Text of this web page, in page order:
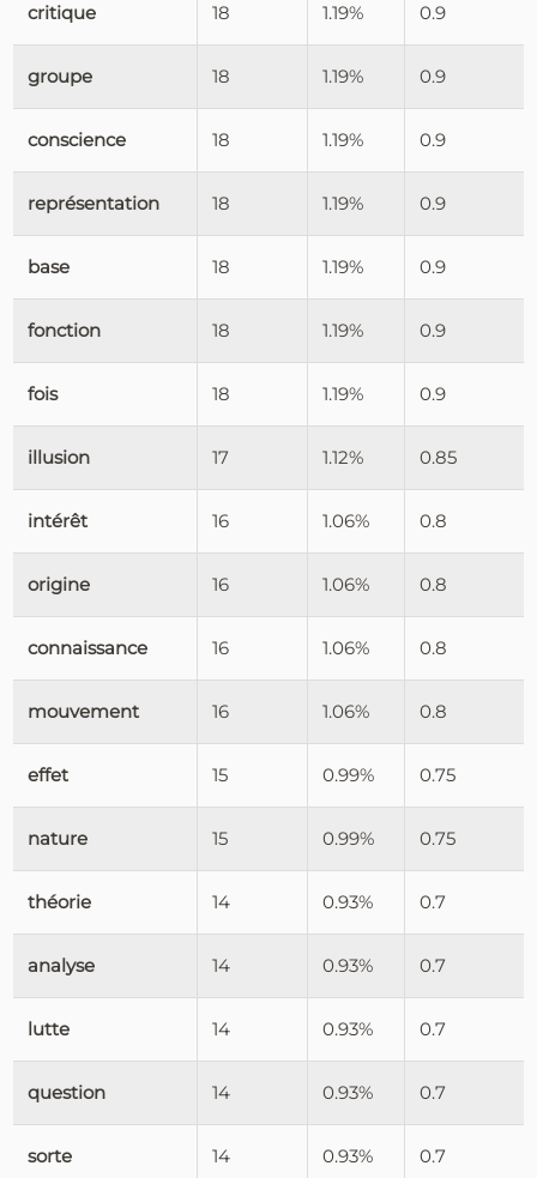
critique 18 1.19% 0.9
groupe 18 1.19% 0.9
conscience 18 1.19% 0.9
représentation 18 1.19% 0.9
base 18 1.19% 0.9
fonction 18 1.19% 0.9
fois 18 1.19% 0.9
illusion 17 1.12% 0.85
intérêt 16 1.06% 0.8
origine 16 1.06% 0.8
connaissance 16 1.06% 0.8
mouvement 16 1.06% 0.8
effet 15 0.99% 0.75
nature 15 0.99% 0.75
théorie 14 0.93% 0.7
analyse 14 0.93% 0.7
lutte 14 0.93% 0.7
question 14 0.93% 0.7
sorte 14 0.93% 0.7